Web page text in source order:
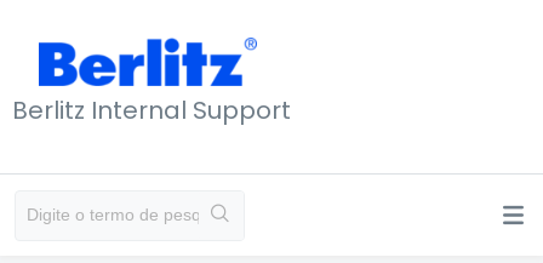
Berlitz Internal Support